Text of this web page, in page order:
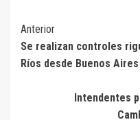
Navegación
de
Anterior
Se realizan controles
Ríos desde Buenos Aires
Intendentes